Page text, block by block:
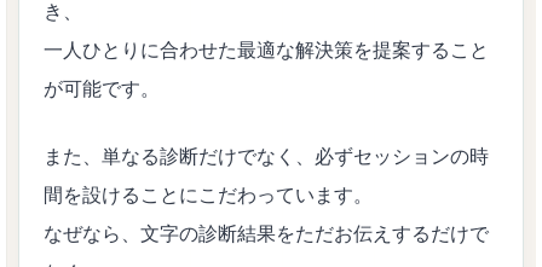
き、
一人ひとりに合わせた最適な解決策を提案すること
が可能です。
また、単なる診断だけでなく、必ずセッションの時
間を設けることにこだわっています。
なぜなら、文字の診断結果をただお伝えするだけで